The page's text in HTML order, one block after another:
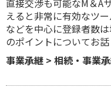
直接交渉も可能なM＆A
えると非常に有効なツ
などを中心に登録者数
のポイントについてお話
事業承継 > 相続・事業